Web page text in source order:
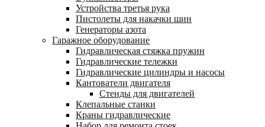
Устройства третья рука
Пистолеты для накачки шин
Генераторы азота
Гаражное оборудование
Гидравлическая стяжка пружин
Гидравлические тележки
Гидравлические цилиндры и насосы
Кантователи двигателя
Стенды для двигателей
Клепальные станки
Краны гидравлические